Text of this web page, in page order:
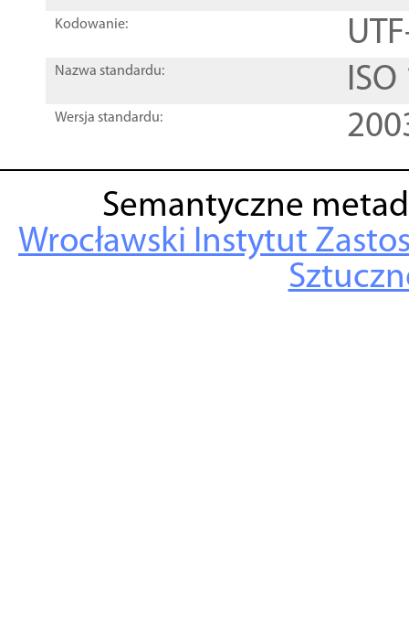
Kodowanie:
Nazwa standardu:
Wersja standardu:
Semantyczne
Wrocławski Instytut